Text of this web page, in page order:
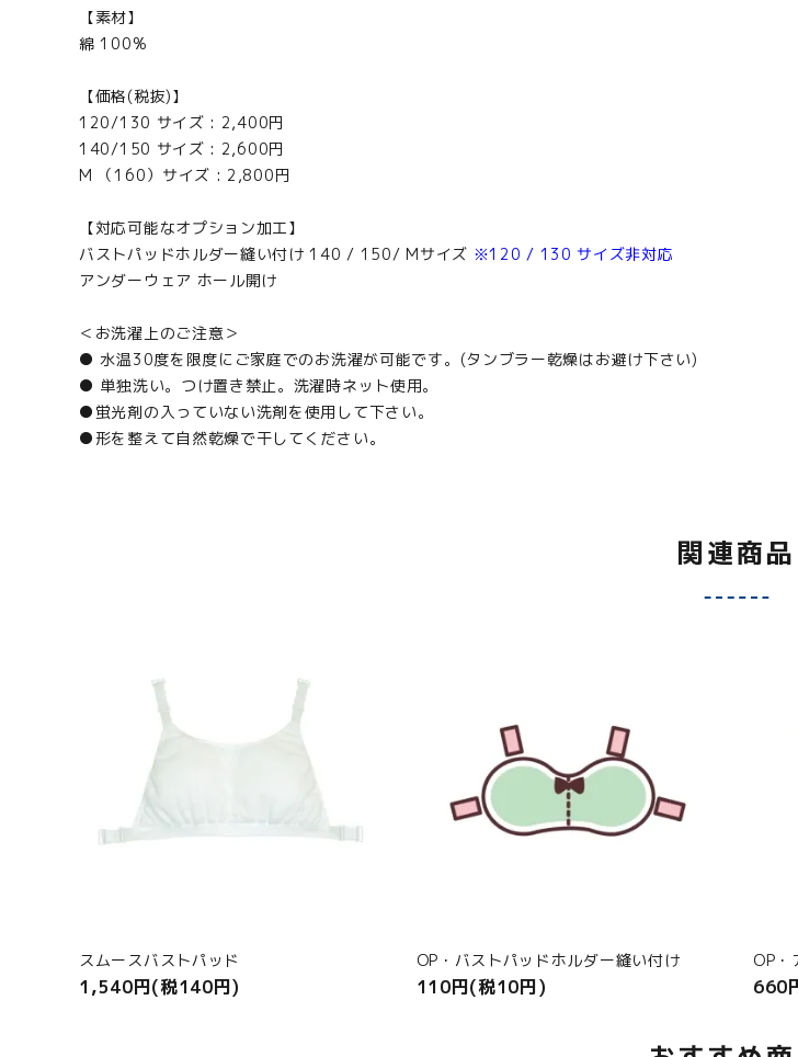
【素材】
綿 100%
【価格(税抜)】
120/130 サイズ : 2,400円
140/150 サイズ : 2,600円
M （160）サイズ : 2,800円
【対応可能なオプション加工】
バストパッドホルダー縫い付け 140 / 150/ Mサイズ ※120 / 130 サイズ非対応
アンダーウェア ホール開け
＜お洗濯上のご注意＞
● 水温30度を限度にご家庭でのお洗濯が可能です。(タンブラー乾燥はお避け下さい)
● 単独洗い。つけ置き禁止。洗濯時ネット使用。
●蛍光剤の入っていない洗剤を使用して下さい。
●形を整えて自然乾燥で干してください。
関連商品
スムースバストパッド
1,540円(税140円)
OP・バストパッドホルダー縫い付け
110円(税10円)
OP・
660